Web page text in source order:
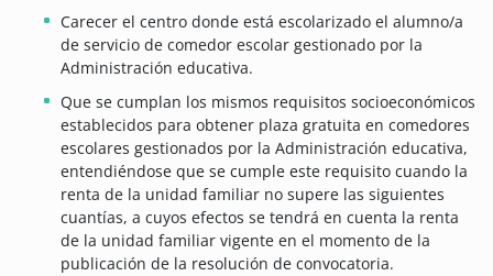
Carecer el centro donde está escolarizado el alumno/a
de servicio de comedor escolar gestionado por la
Administración educativa.
Que se cumplan los mismos requisitos socioeconómicos
establecidos para obtener plaza gratuita en comedores
escolares gestionados por la Administración educativa,
entendiéndose que se cumple este requisito cuando la
renta de la unidad familiar no supere las siguientes
cuantías, a cuyos efectos se tendrá en cuenta la renta
de la unidad familiar vigente en el momento de la
publicación de la resolución de convocatoria.